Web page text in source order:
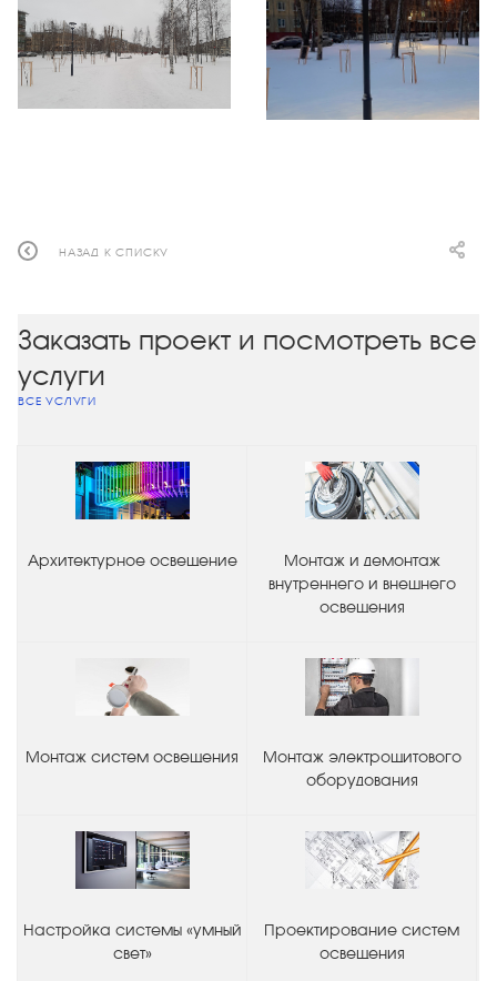
НАЗАД К СПИСКУ
Заказать проект и посмотреть все
услуги
ВСЕ УСЛУГИ
Архитектурное освещение
Монтаж и демонтаж
внутреннего и внешнего
освещения
Монтаж систем освещения
Монтаж электрощитового
оборудования
Настройка системы «умный
свет»
Проектирование систем
освещения